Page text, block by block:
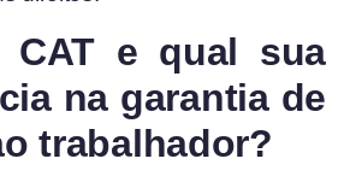
e qual sua
na garantia de
trabalhador?